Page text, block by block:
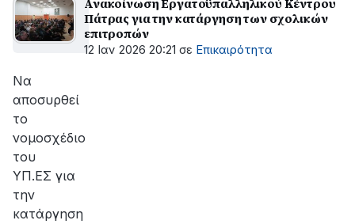
ΔΕΔΔΗΕ
για
την
της
βλάβης
Ανακοίνωση Εργατοϋπαλληλικού Κέντρου
Πάτρας για την κατάργηση των σχολικών
επιτροπών
12 Ιαν 2026 20:21 σε Επικαιρότητα
Να
αποσυρθεί
το
νομοσχέδιο
του
ΥΠ.ΕΣ για
την
κατάργηση